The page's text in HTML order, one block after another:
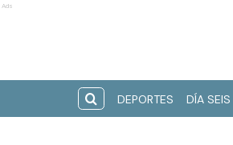
Ads
DEPORTES DÍA SEIS